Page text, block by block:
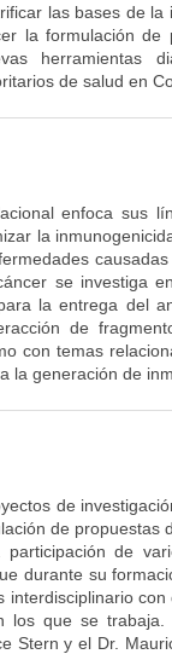
las bases de
la formulación
herramientas
de salud en
enfoca sus
la
se investiga
la entrega del
de
con temas
la generación de
de
de propuestas
de
durante su
los que se trabaja.
Stern y el Dr.